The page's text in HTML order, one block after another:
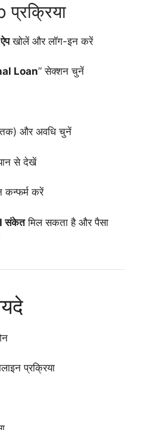
खोलें और लॉग-इन करें
Loan” सेक्शन चुनें
और अवधि चुनें
से देखें
करें
संकेतमिल सकता है और पैसा
प्रक्रिया